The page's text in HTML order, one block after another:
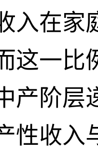
入在家
这一比
产阶层
性收入